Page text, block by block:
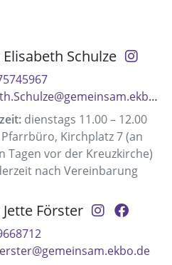
Schulze
dienstags 11.00 – 12.00
Kirchplatz 7 (an
Tagen vor der Kreuzkirche)
nach Vereinbarung
Förster